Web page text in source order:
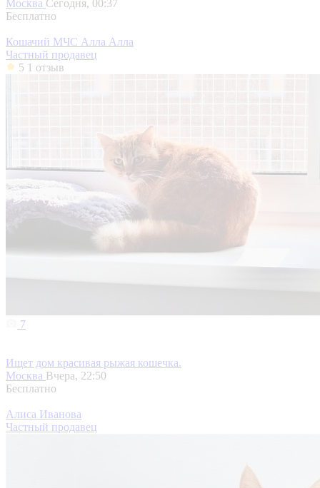
Москва Сегодня, 00:37
Бесплатно
Кошачий МЧС Алла Алла
Частный продавец
5 1 отзыв
7
Ищет дом красивая рыжая кошечка.
Москва Вчера, 22:50
Бесплатно
Алиса Иванова
Частный продавец